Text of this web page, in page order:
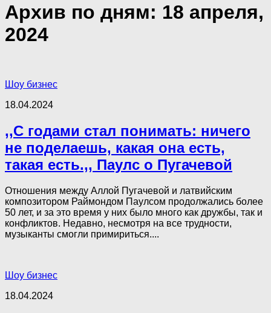
Архив по дням: 18 апреля,
2024
Шоу бизнес
18.04.2024
,,С годами стал понимать: ничего
не поделаешь, какая она есть,
такая есть.,, Паулс о Пугачевой
Отношения между Аллой Пугачевой и латвийским
композитором Раймондом Паулсом продолжались более
50 лет, и за это время у них было много как дружбы, так и
конфликтов. Недавно, несмотря на все трудности,
музыканты смогли примириться....
Шоу бизнес
18.04.2024